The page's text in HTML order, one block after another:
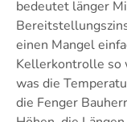
bedeutet länger
einen Mangel
Kellerkontrolle so
was die
die Fenger